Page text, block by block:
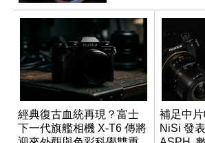
經典復古血統再現？富士
下一代旗艦相機 X-T6 傳將
補足中片
NiSi 發